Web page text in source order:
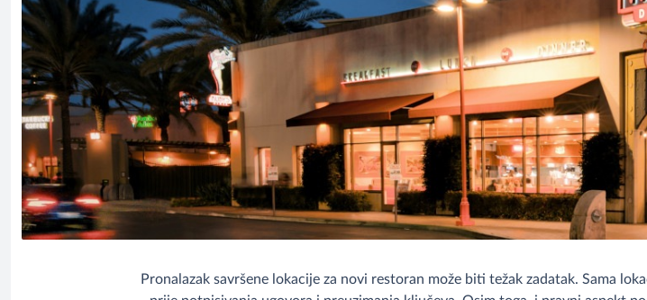
Pronalazak savršene lokacije za novi restoran može biti težak zadatak. Sama